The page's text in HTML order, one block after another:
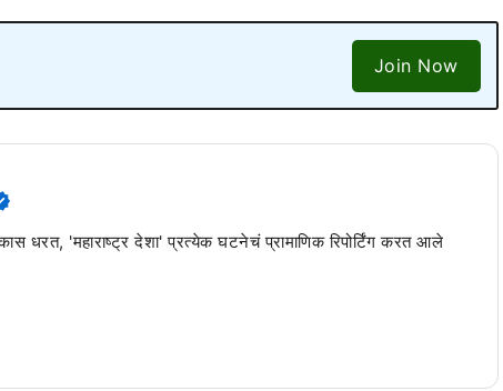
Join Now
कास धरत, 'महाराष्ट्र देशा' प्रत्येक घटनेचं प्रामाणिक रिपोर्टिंग करत आले